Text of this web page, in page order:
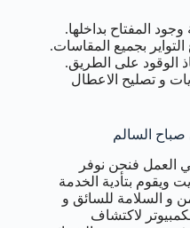
المفتاح بداخلها.
التواير بجميع المقاسات.
الوقود على الطريق.
و تصليح الاعطال
السالم
العمل فنحن نوفر
ويقوم بتأدية الخدمة
و السلامة للسائق و
لاكتشاف